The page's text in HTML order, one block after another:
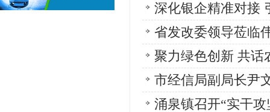
深化银企精准对接
省发改委领导莅临
聚力绿色创新 共话
市经信局副局长尹
涌泉镇召开“实干